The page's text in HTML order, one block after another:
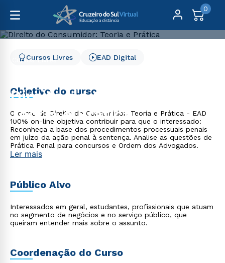
0
Cursos Livres
Direito do Consumidor:
Teoria e Prática
Cursos Livres EAD Digital
Objetivo do curso
O curso de Direito do Consumidor: Teoria e Prática - EAD
100% on-line objetiva contribuir para que o interessado:
Reconheça a base dos procedimentos processuais penais
em juízo da ação penal à sentença. Analise as questões de
Prática Penal para concursos e Ordem dos Advogados.
Ler mais
Público Alvo
Interessados em geral, estudantes, profissionais que atuam
no segmento de negócios e no serviço público, que
queiram entender mais sobre o assunto.
Coordenação do Curso